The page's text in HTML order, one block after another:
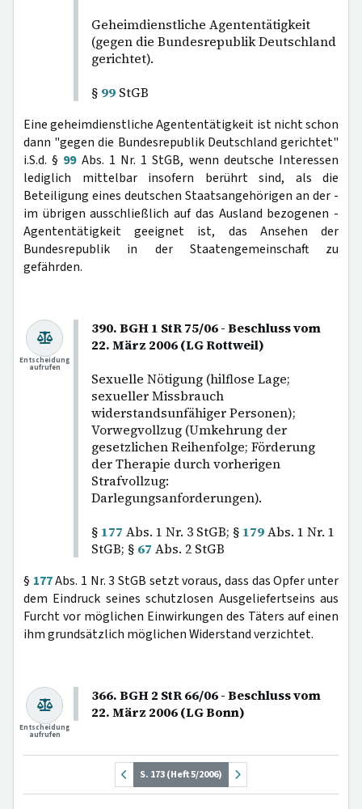
Geheimdienstliche Agententätigkeit
(gegen die Bundesrepublik Deutschland
gerichtet).
§ 99 StGB
Eine geheimdienstliche Agententätigkeit ist nicht schon
dann "gegen die Bundesrepublik Deutschland gerichtet"
i.S.d. § 99Abs. 1 Nr. 1 StGB, wenn deutsche Interessen
lediglich mittelbar insofern berührt sind, als die
Beteiligung eines deutschen Staatsangehörigen an der -
im übrigen ausschließlich auf das Ausland bezogenen -
Agententätigkeit geeignet ist, das Ansehen der
Bundesrepublik in der Staatengemeinschaft zu
gefährden.
390. BGH 1 StR 75/06 - Beschluss vom
22. März 2006 (LG Rottweil)
Sexuelle Nötigung (hilflose Lage;
sexueller Missbrauch
widerstandsunfähiger Personen);
Vorwegvollzug (Umkehrung der
gesetzlichen Reihenfolge; Förderung
der Therapie durch vorherigen
Strafvollzug:
Darlegungsanforderungen).
§ 177 Abs. 1 Nr. 3 StGB; § 179Abs. 1 Nr. 1
StGB; § 67 Abs. 2 StGB
Entscheidung
aufrufen
§ 177Abs. 1 Nr. 3 StGB setzt voraus, dass das Opfer unter
dem Eindruck seines schutzlosen Ausgeliefertseins aus
Furcht vor möglichen Einwirkungen des Täters auf einen
ihm grundsätzlich möglichen Widerstand verzichtet.
366. BGH 2 StR 66/06 - Beschluss vom
22. März 2006 (LG Bonn)
Entscheidung
aufrufen
S. 173 (Heft 5/2006)